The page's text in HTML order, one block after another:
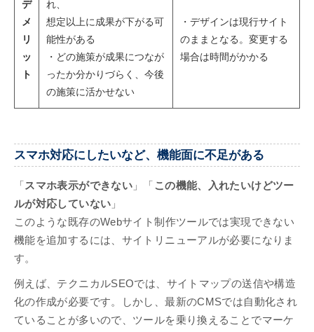
デ
メ
リ
ッ
ト
れ、
想定以上に成果が下がる可
能性がある
・どの施策が成果につなが
ったか分かりづらく、今後
の施策に活かせない
・デザインは現行サイト
のままとなる。変更する
場合は時間がかかる
スマホ対応にしたいなど、機能面に不足がある
「 スマホ表示ができない 」「 この機能、入れたいけどツー
ルが対応していない 」
このような既存のWebサイト制作ツールでは実現できない
機能を追加するには、サイトリニューアルが必要になりま
す。
例えば、テクニカルSEOでは、サイトマップの送信や構造
化の作成が必要です。しかし、最新のCMSでは自動化され
ていることが多いので、ツールを乗り換えることでマーケ